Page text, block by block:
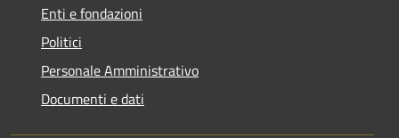
Enti e fondazioni
Politici
Personale Amministrativo
Documenti e dati